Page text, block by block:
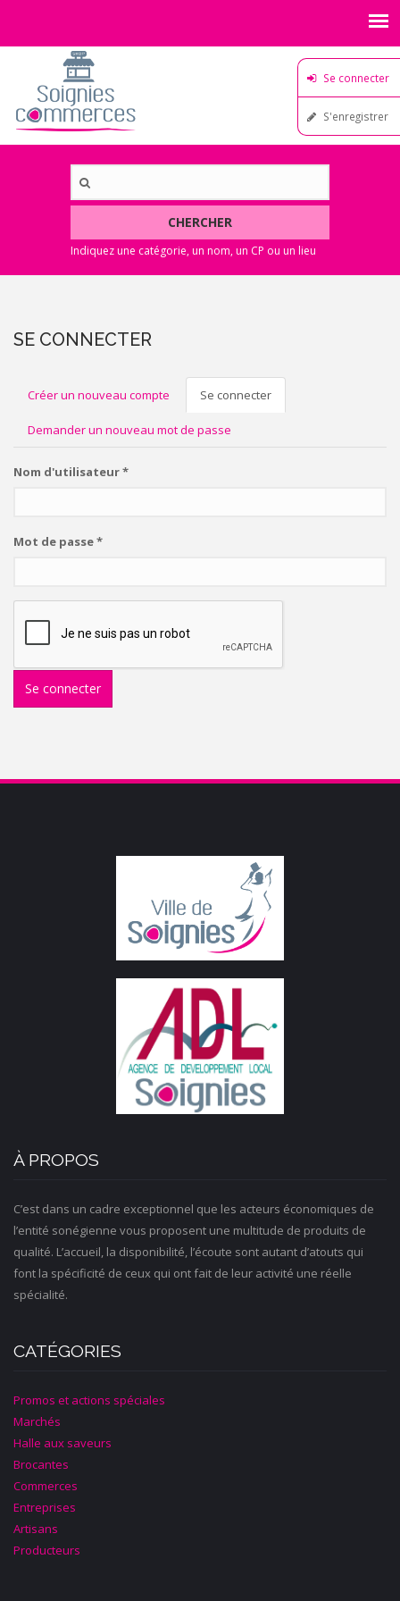
Se connecter
S'enregistrer
CHERCHER
SE CONNECTER
ONGLETS
PRINCIPAUX
Créer un nouveau compte Se connecter
Demander un nouveau mot de passe
Nom d'utilisateur*
Mot de passe*
Se connecter
À PROPOS
C’est dans un cadre exceptionnel que les acteurs économiques de
l’entité sonégienne vous proposent une multitude de produits de
qualité. L’accueil, la disponibilité, l’écoute sont autant d’atouts qui
font la spécificité de ceux qui ont fait de leur activité une réelle
spécialité.
CATÉGORIES
Promos et actions spéciales
Marchés
Halle aux saveurs
Brocantes
Commerces
Entreprises
Artisans
Producteurs